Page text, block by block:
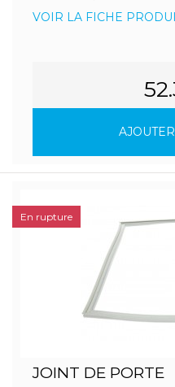
VOIR LA FICHE
JOINT DE PORTE
En rupture